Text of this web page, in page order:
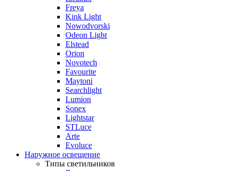
Freya
Kink Light
Nowodvorski
Odeon Light
Elstead
Orion
Novotech
Favourite
Maytoni
Searchlight
Lumion
Sonex
Lightstar
STLuce
Arte
Evoluce
Наружное освещение
Типы светильников